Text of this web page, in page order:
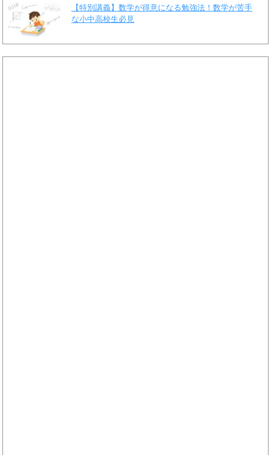
【特別講義】数学が得意になる勉強法！数学が苦手
な小中高校生必見